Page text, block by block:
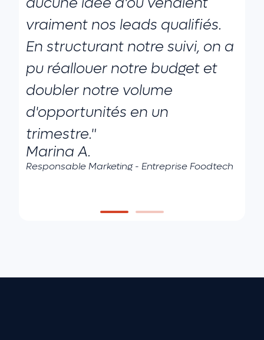
vraiment nos leads qualifiés.
En structurant notre suivi, on a
pu réallouer notre budget et
doubler notre volume
d'opportunités en un
trimestre."
Marina A.
Responsable Marketing - Entreprise Foodtech